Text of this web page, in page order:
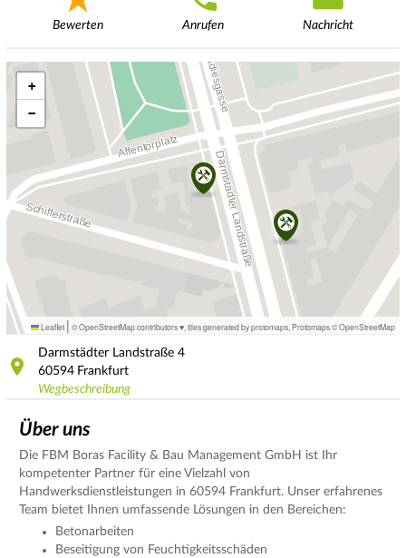
Bewerten Anrufen Nachricht
+
−
Leaflet | © OpenStreetMap contributors ♥, tiles generated by protomaps Protomaps©OpenStreetMap
Darmstädter Landstraße 4
60594 Frankfurt
Wegbeschreibung
Über uns
Die FBM Boras Facility & Bau Management GmbH ist Ihr
kompetenter Partner für eine Vielzahl von
Handwerksdienstleistungen in 60594 Frankfurt. Unser erfahrenes
Team bietet Ihnen umfassende Lösungen in den Bereichen:
Betonarbeiten
Beseitigung von Feuchtigkeitsschäden